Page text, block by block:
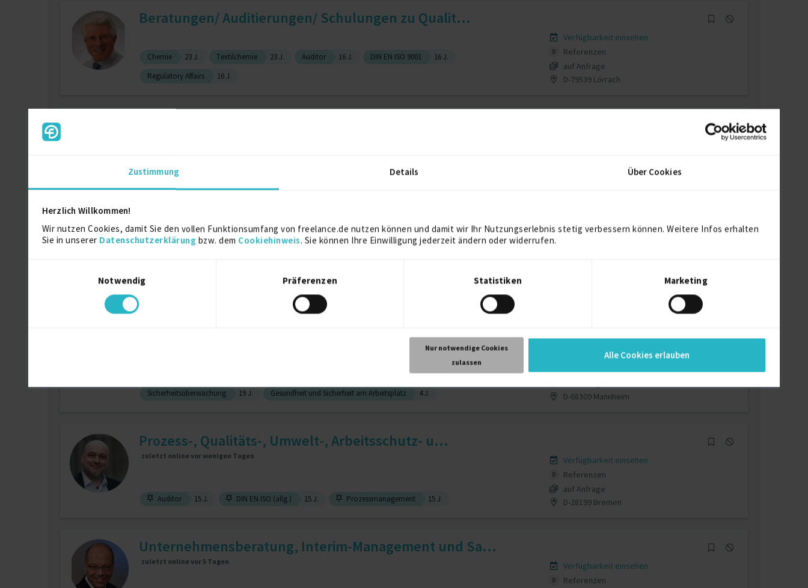
Zustimmung Details Über Cookies
Herzlich Willkommen!
Wir nutzen Cookies, damit Sie den vollen Funktionsumfang von freelance.de nutzen können und damit wir Ihr Nutzungserlebnis stetig verbessern können. Weitere Infos erhalten
Sie in unserer Datenschutzerklärung bzw. dem Cookiehinweis. Sie können Ihre Einwilligung jederzeit ändern oder widerrufen.
Notwendig
Präferenzen Statistiken Marketing
Nur notwendige Cookies
zulassen
Alle Cookies erlauben
Beratungen/ Auditierungen/ Schulungen zu Qualit...
Chemie 23 J. Textilchemie 23 J. Auditor 16 J. DIN EN ISO 9001
16 J.
Regulatory Affairs
16 J.
Verfügbarkeit einsehen
0
Referenzen
auf Anfrage
D-79539 Lörrach
EH&S - Umwelt-, Energie-, Arbeitsschutz-Managem...
5 J. Umweltmanagementsysteme
Arbeitsschutz & Brandschutz mit Herz, Verstand ...
Sicherheitsüberwachung 19 J. Gesundheit und Sicherheit am Arbeitsplatz 4 J.
Verfügbarkeit einsehen
D-68309 Mannheim
Prozess-, Qualitäts-, Umwelt-, Arbeitsschutz- u...
zuletzt online vor wenigen Tagen
Auditor 15 J. DIN EN ISO (allg.) 15 J. Prozessmanagement 15 J.
Verfügbarkeit einsehen
0
Referenzen
auf Anfrage
D-28199 Bremen
Unternehmensberatung, Interim-Management und Sa...
zuletzt online vor 5 Tagen Verfügbarkeit einsehen
0
Referenzen